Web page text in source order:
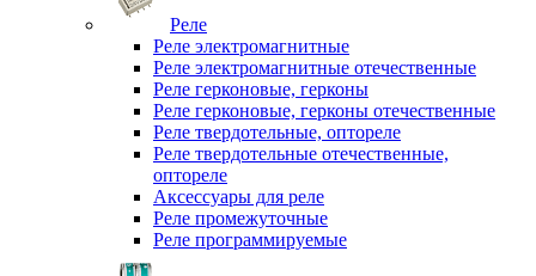
Реле
Реле электромагнитные
Реле электромагнитные отечественные
Реле герконовые, герконы
Реле герконовые, герконы отечественные
Реле твердотельные, оптореле
Реле твердотельные отечественные,
оптореле
Аксессуары для реле
Реле промежуточные
Реле программируемые